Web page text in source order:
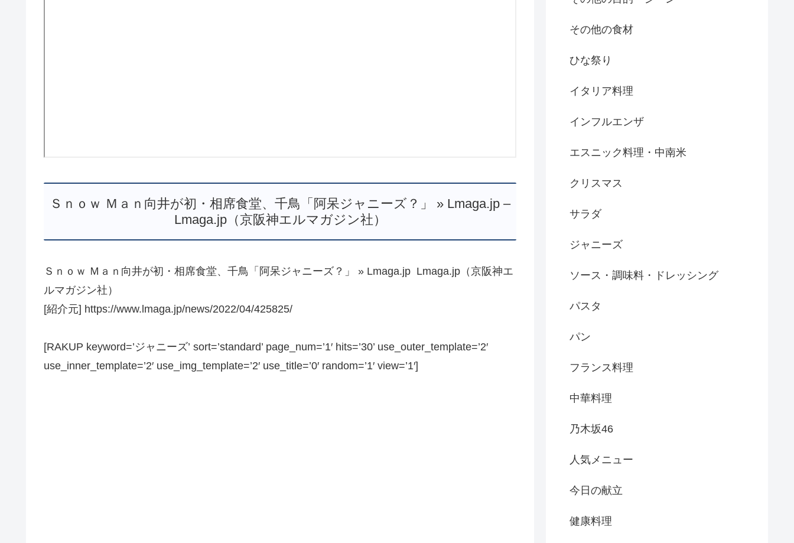
Ｓｎｏｗ Ｍａｎ向井が初・相席食堂、千鳥「阿呆ジャニーズ？」 » Lmaga.jp –
Lmaga.jp（京阪神エルマガジン社）
Ｓｎｏｗ Ｍａｎ向井が初・相席食堂、千鳥「阿呆ジャニーズ？」 » Lmaga.jp Lmaga.jp（京阪神エ
ルマガジン社）
[紹介元] https://www.lmaga.jp/news/2022/04/425825/
[RAKUP keyword=’ジャニーズ’ sort=’standard’ page_num=’1′ hits=’30’ use_outer_template=’2′
use_inner_template=’2′ use_img_template=’2′ use_title=’0′ random=’1′ view=’1′]
その他の食材
ひな祭り
イタリア料理
インフルエンザ
エスニック料理・中南米
クリスマス
サラダ
ジャニーズ
ソース・調味料・ドレッシング
パスタ
パン
フランス料理
中華料理
乃木坂46
人気メニュー
今日の献立
健康料理